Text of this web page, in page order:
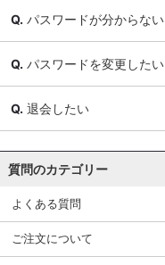
パスワードが分からない
パスワードを変更したい
退会したい
質問のカテゴリー
よくある質問
ご注文について